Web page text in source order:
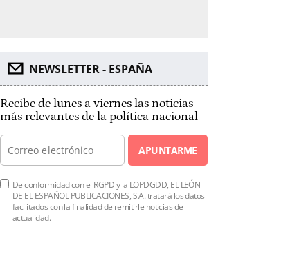
NEWSLETTER - ESPAÑA
Recibe de lunes a viernes las noticias
más relevantes de la política nacional
APUNTARME
De conformidad con el RGPD y la LOPDGDD, EL LEÓN
DE EL ESPAÑOL PUBLICACIONES, S.A. tratará los datos
facilitados con la finalidad de remitirle noticias de
actualidad.